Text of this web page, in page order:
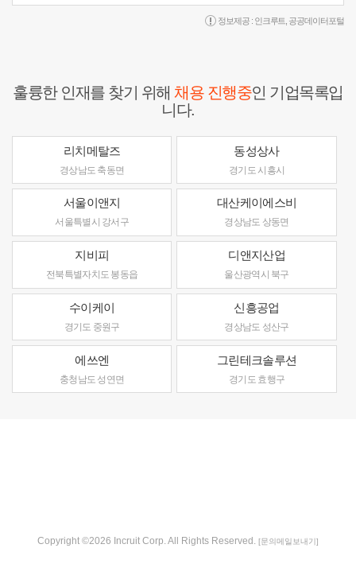
정보제공 : 인크루트 공공데이터포털
훌륭한 인재를 찾기 위해채용 진행중인 기업목록입
니다.
리치메탈즈
경상남도 축동면
동성상사
경기도 시흥시
서울이앤지
서울특별시 강서구
대산케이에스비
경상남도 상동면
지비피
전북특별자치도 봉동읍
디앤지산업
울산광역시 북구
수이케이
경기도 중원구
신흥공업
경상남도 성산구
에쓰엔
충청남도 성연면
그린테크솔루션
경기도 효행구
Copyright ©2026 Incruit Corp. All Rights Reserved. [문의메일보내기]